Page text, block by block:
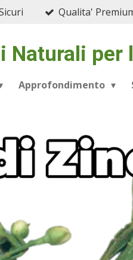
Qualita'
Naturali per
Approfondimento